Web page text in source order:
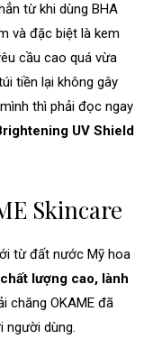
từ khi dùng BHA
và đặc biệt là kem
cầu cao quá vừa
tiền lại không gây
thì phải đọc ngay
UV Shield
Skincare
từ đất nước Mỹ hoa
chất lượng cao, lành
chăng OKAME đã
người dùng.